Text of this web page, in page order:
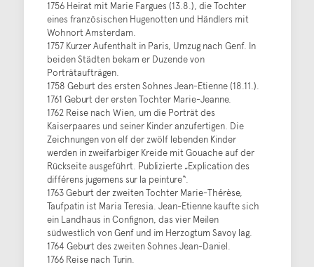
1756 Heirat mit Marie Fargues (13.8.), die Tochter
eines französischen Hugenotten und Händlers mit
Wohnort Amsterdam.
1757 Kurzer Aufenthalt in Paris, Umzug nach Genf. In
beiden Städten bekam er Duzende von
Porträtaufträgen.
1758 Geburt des ersten Sohnes Jean-Etienne (18.11.).
1761 Geburt der ersten Tochter Marie-Jeanne.
1762 Reise nach Wien, um die Porträt des
Kaiserpaares und seiner Kinder anzufertigen. Die
Zeichnungen von elf der zwölf lebenden Kinder
werden in zweifarbiger Kreide mit Gouache auf der
Rückseite ausgeführt. Publizierte „Explication des
différens jugemens sur la peinture“.
1763 Geburt der zweiten Tochter Marie-Thérèse,
Taufpatin ist Maria Teresia. Jean-Etienne kaufte sich
ein Landhaus in Confignon, das vier Meilen
südwestlich von Genf und im Herzogtum Savoy lag.
1764 Geburt des zweiten Sohnes Jean-Daniel.
1766 Reise nach Turin.